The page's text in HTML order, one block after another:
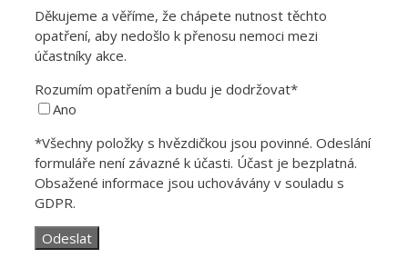
Děkujeme a věříme, že chápete nutnost těchto
opatření, aby nedošlo k přenosu nemoci mezi
účastníky akce.
Rozumím opatřením a budu je dodržovat*
Ano
*Všechny položky s hvězdičkou jsou povinné. Odeslání
formuláře není závazné k účasti. Účast je bezplatná.
Obsažené informace jsou uchovávány v souladu s
GDPR.